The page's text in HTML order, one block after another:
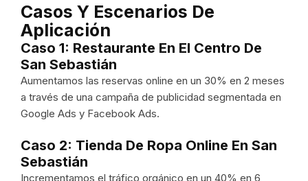
Casos Y Escenarios De
Aplicación
Caso 1: Restaurante En El Centro De
San Sebastián
Aumentamos las reservas online en un 30% en 2 meses
a través de una campaña de publicidad segmentada en
Google Ads y Facebook Ads.
Caso 2: Tienda De Ropa Online En San
Sebastián
Incrementamos el tráfico orgánico en un 40% en 6